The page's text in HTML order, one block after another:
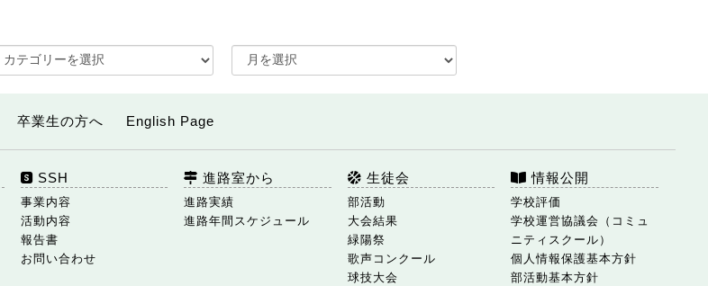
卒業生の方へ English Page
SSH
事業内容
活動内容
報告書
お問い合わせ
進路室から
進路実績
進路年間スケジュール
生徒会
部活動
大会結果
緑陽祭
歌声コンクール
球技大会
情報公開
学校評価
学校運営協議会（コミュ
ニティスクール）
個人情報保護基本方針
部活動基本方針